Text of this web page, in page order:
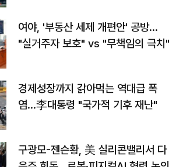
여야, '부동산 세제 개편안' 공방…
"실거주자 보호" vs "무책임의 극치"
경제성장까지 갉아먹는 역대급 폭
염…李대통령 "국가적 기후 재난"
구광모-젠슨황, 美 실리콘밸리서 다